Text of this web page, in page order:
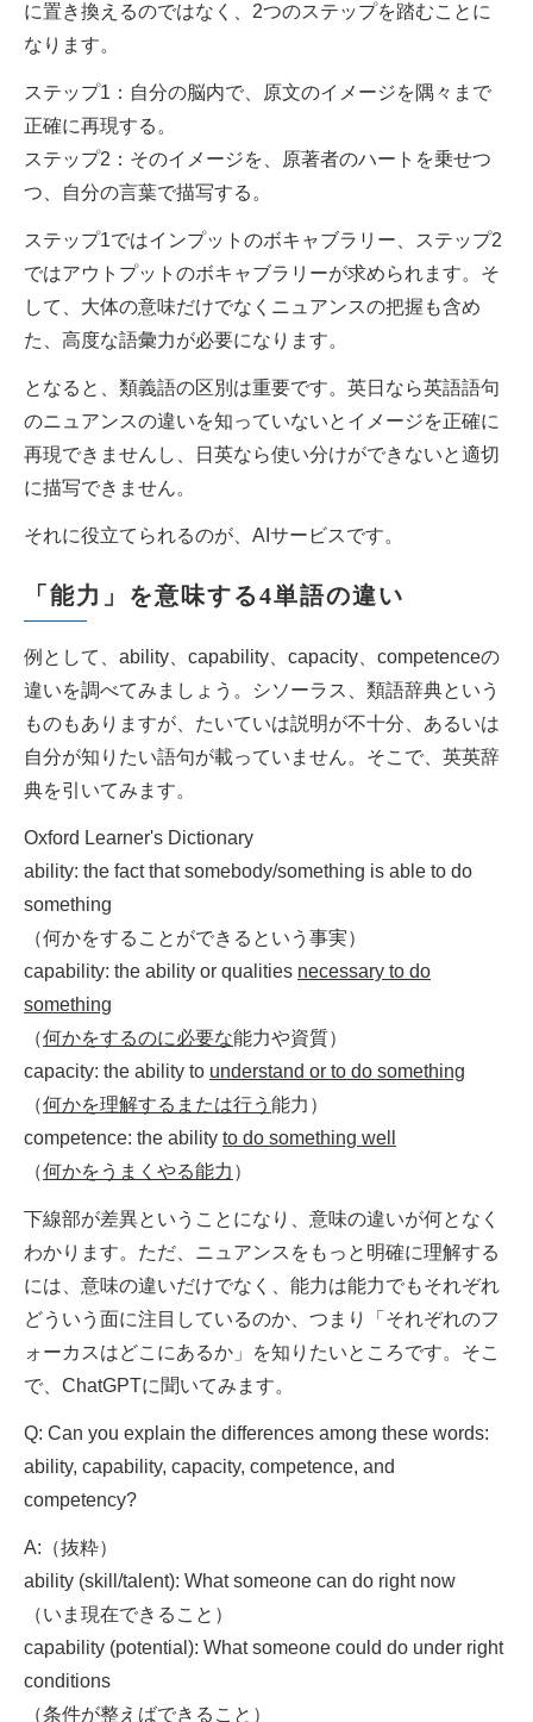
に置き換えるのではなく、2つのステップを踏むことに
なります。
ステップ1：自分の脳内で、原文のイメージを隅々まで
正確に再現する。
ステップ2：そのイメージを、原著者のハートを乗せつ
つ、自分の言葉で描写する。
ステップ1ではインプットのボキャブラリー、ステップ2
ではアウトプットのボキャブラリーが求められます。そ
して、大体の意味だけでなくニュアンスの把握も含め
た、高度な語彙力が必要になります。
となると、類義語の区別は重要です。英日なら英語語句
のニュアンスの違いを知っていないとイメージを正確に
再現できませんし、日英なら使い分けができないと適切
に描写できません。
それに役立てられるのが、AIサービスです。
「能力」を意味する4単語の違い
例として、ability、capability、capacity、competenceの
違いを調べてみましょう。シソーラス、類語辞典という
ものもありますが、たいていは説明が不十分、あるいは
自分が知りたい語句が載っていません。そこで、英英辞
典を引いてみます。
Oxford Learner's Dictionary
ability: the fact that somebody/something is able to do
something
（何かをすることができるという事実）
capability: the ability or qualities necessary to do
something
（何かをするのに必要な能力や資質）
capacity: the ability to understand or to do something
（何かを理解するまたは行う 能力）
competence: the ability to do something well
（何かをうまくやる能力 ）
下線部が差異ということになり、意味の違いが何となく
わかります。ただ、ニュアンスをもっと明確に理解する
には、意味の違いだけでなく、能力は能力でもそれぞれ
どういう面に注目しているのか、つまり「それぞれのフ
ォーカスはどこにあるか」を知りたいところです。そこ
で、ChatGPTに聞いてみます。
Q: Can you explain the differences among these words:
ability, capability, capacity, competence, and
competency?
A:（抜粋）
ability (skill/talent): What someone can do right now
（いま現在できること）
capability (potential): What someone could do under right
conditions
（条件が整えばできること）